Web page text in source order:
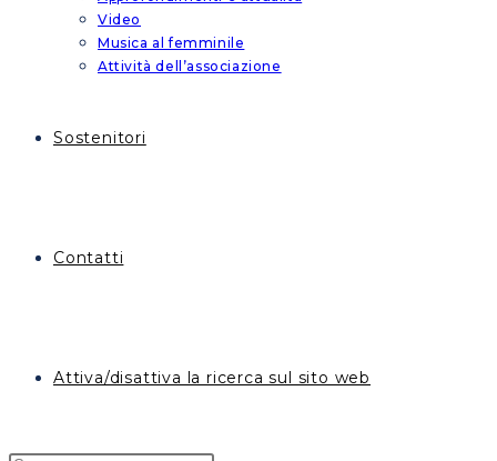
Video
Musica al femminile
Attività dell’associazione
Sostenitori
Contatti
Attiva/disattiva la ricerca sul sito web